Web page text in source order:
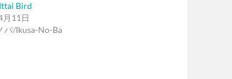
Bird
11日
バ/Ikusa-No-Ba